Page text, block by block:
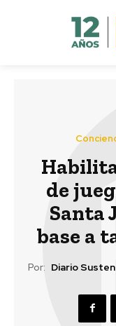
de
Santa
base a
Por: Diario